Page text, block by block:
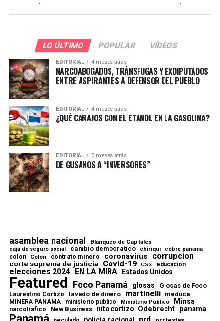
LO ÚLTIMO POPULAR VÍDEOS
EDITORIAL 4 meses atrás
NARCOABOGADOS, TRÁNSFUGAS Y EXDIPUTADOS
ENTRE ASPIRANTES A DEFENSOR DEL PUEBLO
EDITORIAL 4 meses atrás
¿QUÉ CARAJOS CON EL ETANOL EN LA GASOLINA?
EDITORIAL 5 meses atrás
DE GUSANOS A “INVERSORES”
asamblea nacional Blanqueo de Capitales
caja de seguro social cambio democratico chiriqui cobre panama
colon Colón contrato minero coronavirus corrupcion
corte suprema de justicia Covid-19 CSS educacion
elecciones 2024 EN LA MIRA Estados Unidos
Featured Foco Panamá glosas Glosas de Foco
Laurentino Cortizo lavado de dinero martinelli meduca
MINERA PANAMA ministerio publico Ministerio Público Minsa
narcotrafico New Business nito cortizo Odebrecht panama
Panamá